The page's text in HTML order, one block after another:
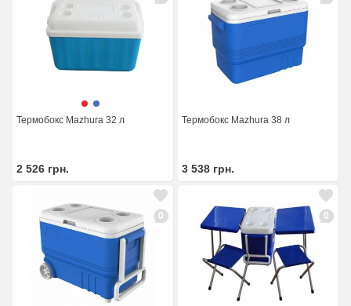
Термобокс Mazhura 32 л
2 526 грн.
Термобокс Mazhura 38 л
3 538 грн.
0 0